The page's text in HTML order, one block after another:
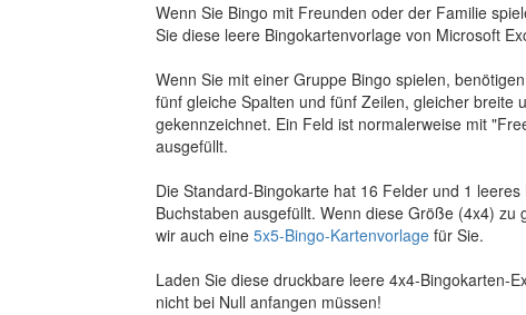
Wenn Sie Bingo mit Freunden oder der Familie
Sie diese leere Bingokartenvorlage von Microsoft
Wenn Sie mit einer Gruppe Bingo spielen,
fünf gleiche Spalten und fünf Zeilen, gleicher breite
gekennzeichnet. Ein Feld ist normalerweise mit
ausgefüllt.
Die Standard-Bingokarte hat 16 Felder und 1
Buchstaben ausgefüllt. Wenn diese Größe (4x4)
wir auch eine 5x5-Bingo-Kartenvorlagefür Sie.
Laden Sie diese druckbare leere 4x4-Bingokarten-
nicht bei Null anfangen müssen!